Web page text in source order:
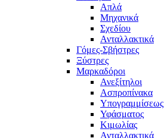
Απλά
Μηχανικά
Σχεδίου
Ανταλλακτικά
Γόμες-Σβήστρες
Ξύστρες
Μαρκαδόροι
Ανεξίτηλοι
Ασπροπίνακα
Υπογραμμίσεως
Υφάσματος
Κιμωλίας
Ανταλλακτικά